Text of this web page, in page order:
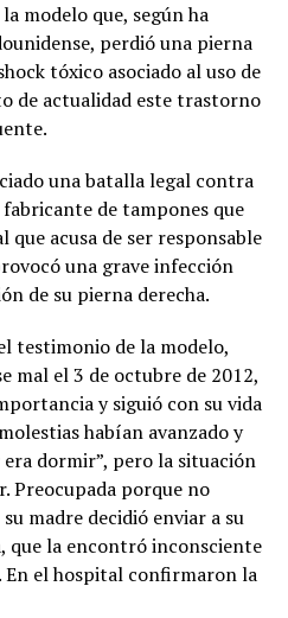
modelo que, según ha
perdió una pierna
tóxico asociado al uso de
de actualidad este trastorno
una batalla legal contra
de tampones que
acusa de ser responsable
una grave infección
de su pierna derecha.
testimonio de la modelo,
mal el 3 de octubre de 2012,
y siguió con su vida
habían avanzado y
dormir”, pero la situación
Preocupada porque no
madre decidió enviar a su
que la encontró inconsciente
En el hospital confirmaron la